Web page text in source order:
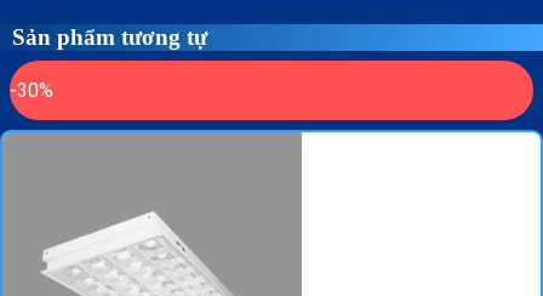
Sản phẩm tương tự
-30%